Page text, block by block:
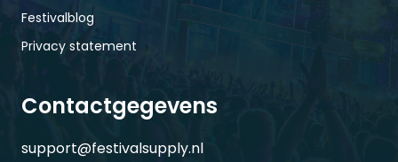
Festivalblog
Privacy statement
Contactgegevens
support@festivalsupply.nl